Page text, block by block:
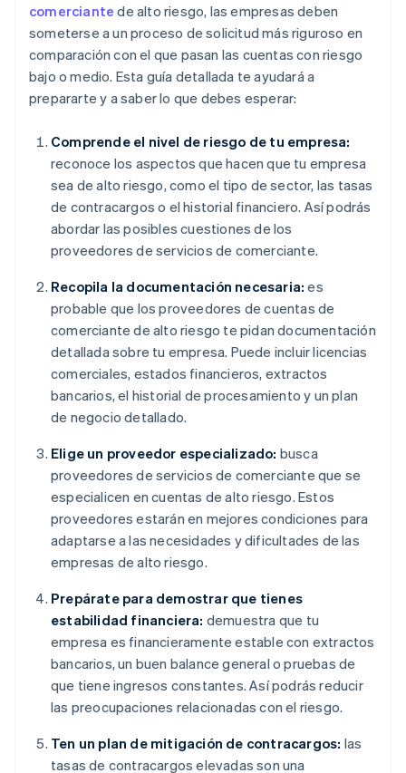
comerciante de alto riesgo, las empresas deben
someterse a un proceso de solicitud más riguroso en
comparación con el que pasan las cuentas con riesgo
bajo o medio. Esta guía detallada te ayudará a
prepararte y a saber lo que debes esperar:
Comprende el nivel de riesgo de tu empresa:
reconoce los aspectos que hacen que tu empresa
sea de alto riesgo, como el tipo de sector, las tasas
de contracargos o el historial financiero. Así podrás
abordar las posibles cuestiones de los
proveedores de servicios de comerciante.
Recopila la documentación necesaria: es
probable que los proveedores de cuentas de
comerciante de alto riesgo te pidan documentación
detallada sobre tu empresa. Puede incluir licencias
comerciales, estados financieros, extractos
bancarios, el historial de procesamiento y un plan
de negocio detallado.
Elige un proveedor especializado: busca
proveedores de servicios de comerciante que se
especialicen en cuentas de alto riesgo. Estos
proveedores estarán en mejores condiciones para
adaptarse a las necesidades y dificultades de las
empresas de alto riesgo.
Prepárate para demostrar que tienes
estabilidad financiera: demuestra que tu
empresa es financieramente estable con extractos
bancarios, un buen balance general o pruebas de
que tiene ingresos constantes. Así podrás reducir
las preocupaciones relacionadas con el riesgo.
Ten un plan de mitigación de contracargos: las
tasas de contracargos elevadas son una